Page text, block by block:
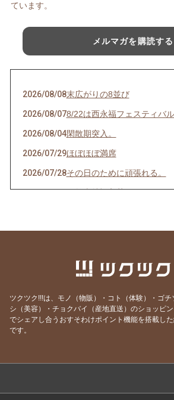
ています。
メルマガを購読する
2026/08/08末広がりの8並び
2026/08/078/22は西永福フェスティバル
2026/08/04閑散期突入。
2026/07/29ほぼほぼ満席
2026/07/28その日のために頑張れる。
2026/07/27天然岩牡蠣入荷
2026/07/21明けましてお疲れ様！
2026/07/17 ご要望にお応えして。
2026/07/14 猛暑日の日は上々や！
2026/07/11焼き魚お好きですか？
ツクツク!!!は、モノ（物販）・コト（体験）・ゴ
シ（美容）・チョクバイ（産地直送）のショッピン
でシェアし合うおすそわけポイント機能を搭載し
です。